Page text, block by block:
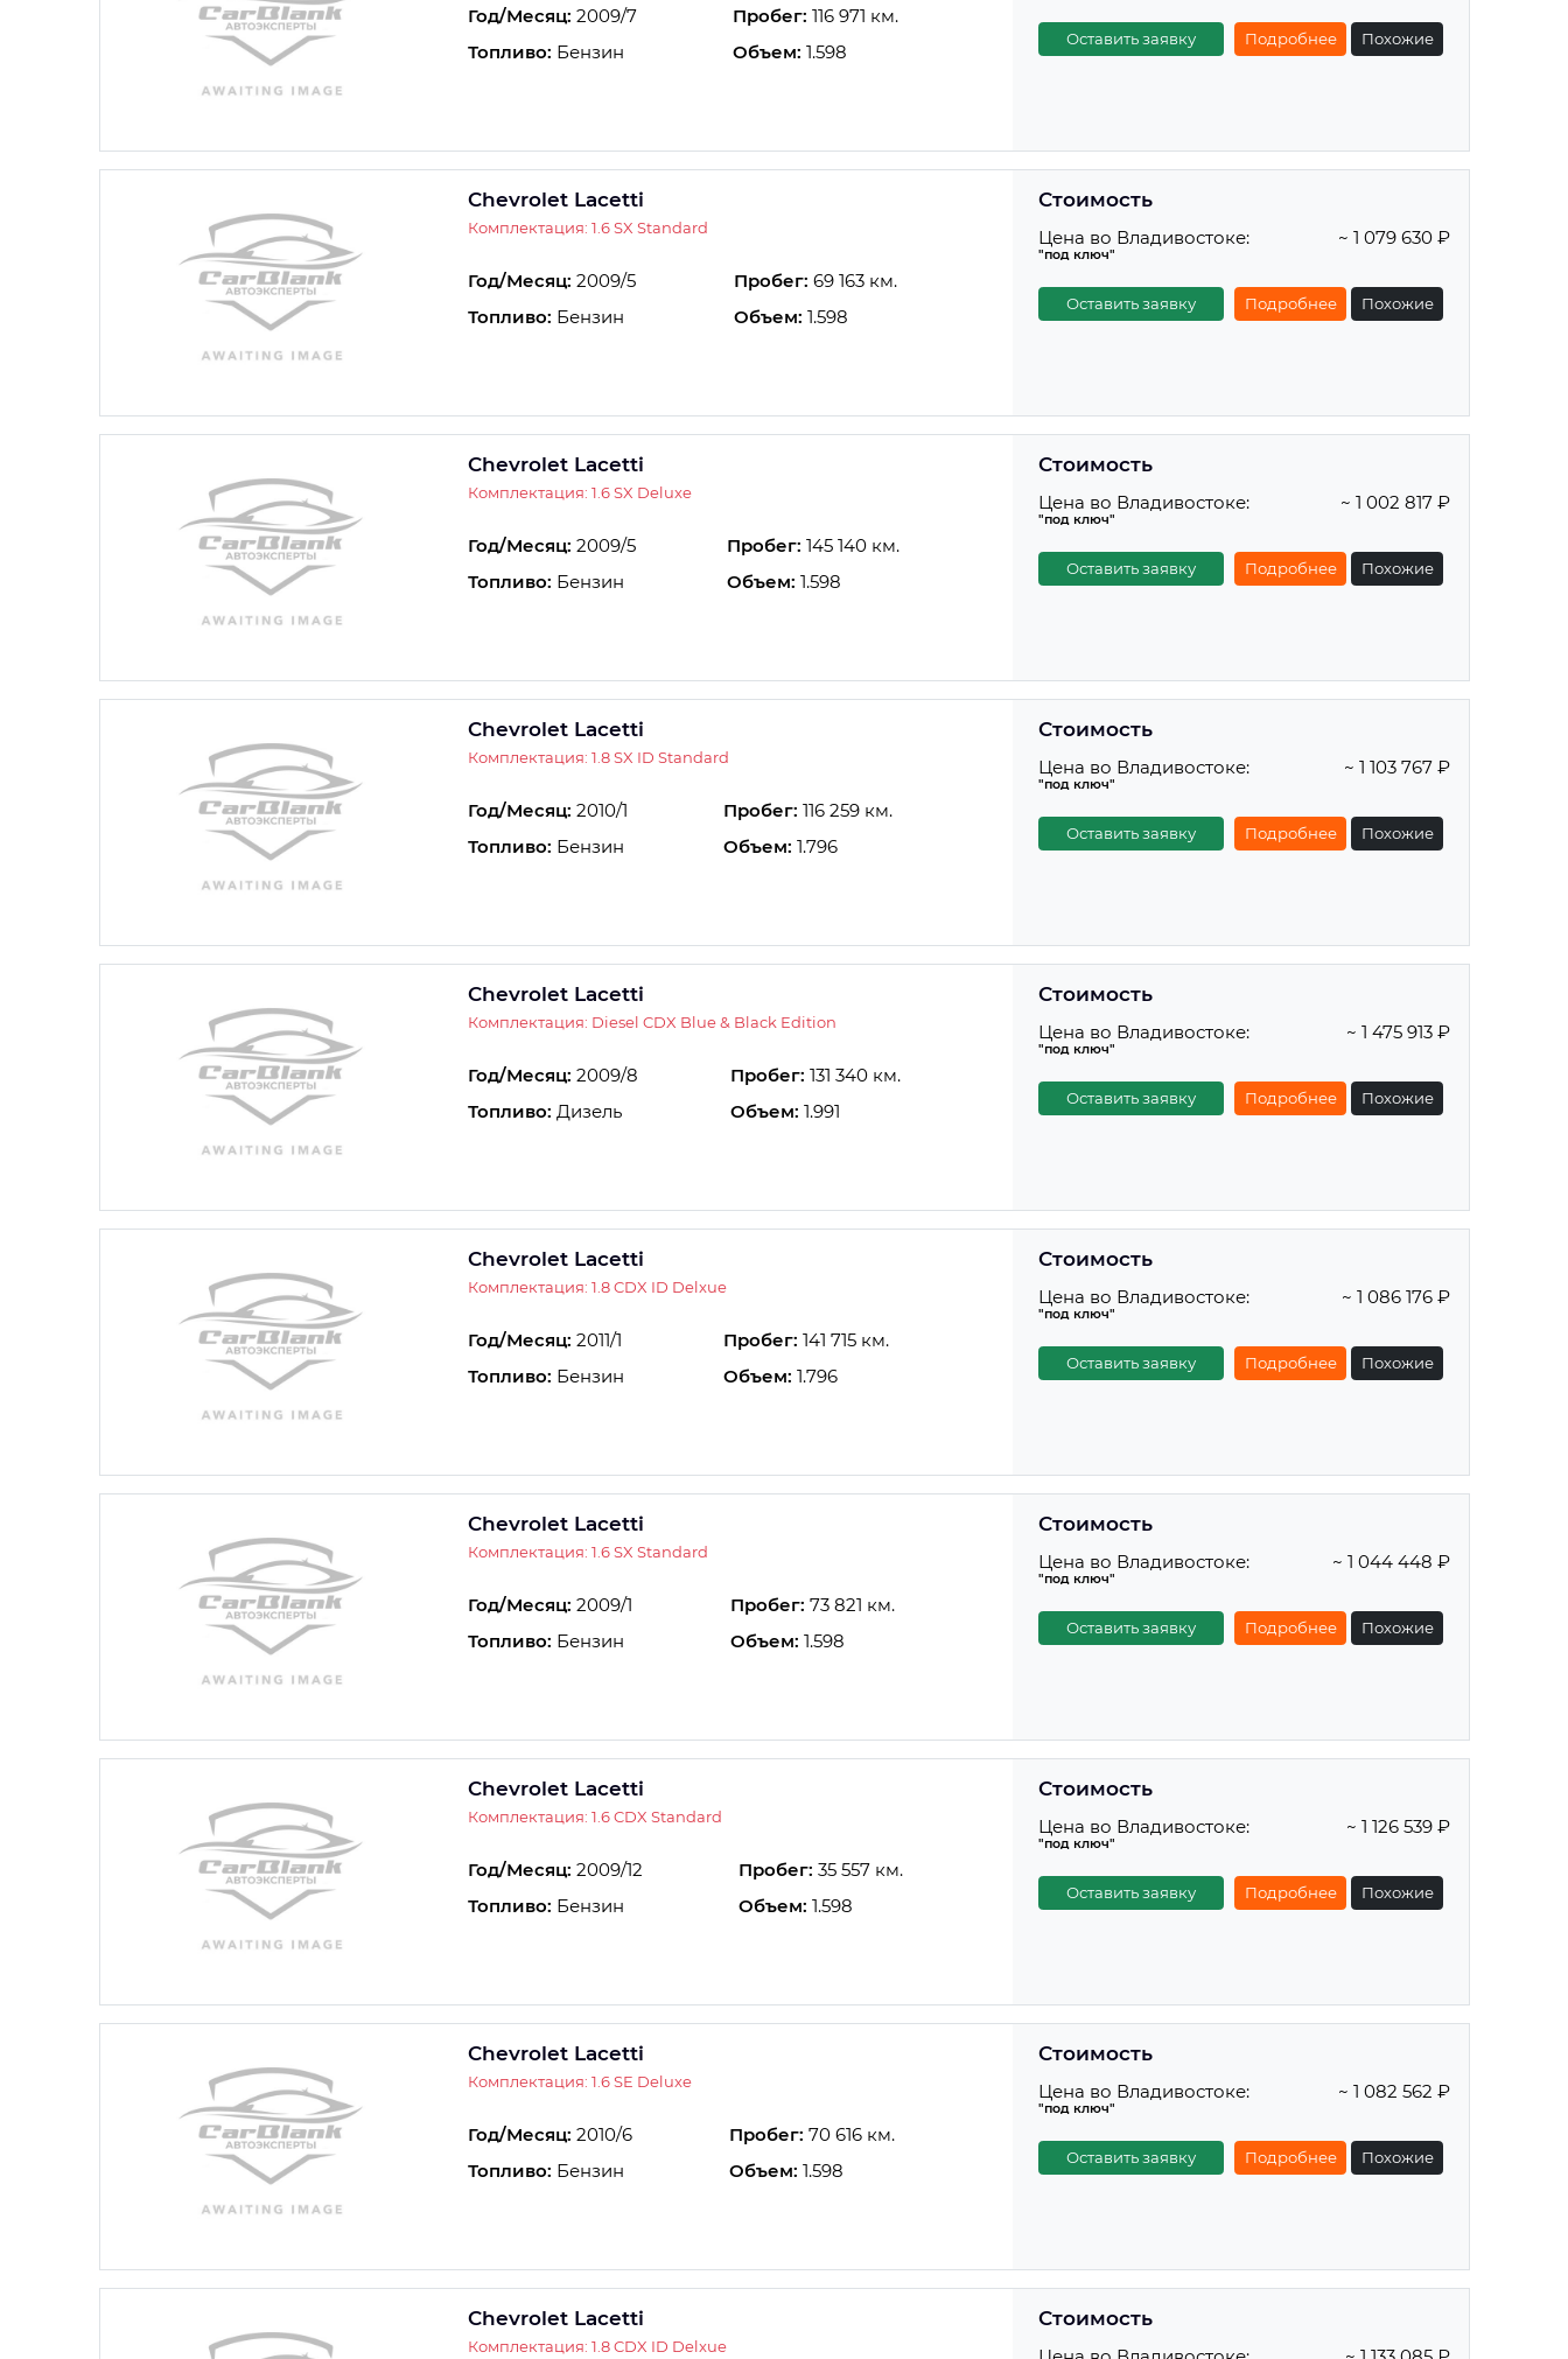
Год/Месяц: 2009/7 Пробег: 116 971 км.
Топливо: Бензин Объем: 1.598
Оставить заявку Подробнее Похожие
Chevrolet Lacetti
Комплектация: 1.6 SX Standard
Год/Месяц: 2009/5 Пробег: 69 163 км.
Топливо: Бензин Объем: 1.598
Стоимость
Цена во Владивостоке:
"под ключ"
~ 1 079 630 ₽
Оставить заявку Подробнее Похожие
Chevrolet Lacetti
Комплектация: 1.6 SX Deluxe
Год/Месяц: 2009/5 Пробег: 145 140 км.
Топливо: Бензин Объем: 1.598
Стоимость
Цена во Владивостоке:
"под ключ"
~ 1 002 817 ₽
Оставить заявку Подробнее Похожие
Chevrolet Lacetti
Комплектация: 1.8 SX ID Standard
Год/Месяц: 2010/1 Пробег: 116 259 км.
Топливо: Бензин Объем: 1.796
Стоимость
Цена во Владивостоке:
"под ключ"
~ 1 103 767 ₽
Оставить заявку Подробнее Похожие
Chevrolet Lacetti
Комплектация: Diesel CDX Blue & Black Edition
Год/Месяц: 2009/8 Пробег: 131 340 км.
Топливо: Дизель Объем: 1.991
Стоимость
Цена во Владивостоке:
"под ключ"
~ 1 475 913 ₽
Оставить заявку Подробнее Похожие
Chevrolet Lacetti
Комплектация: 1.8 CDX ID Delxue
Год/Месяц: 2011/1 Пробег: 141 715 км.
Топливо: Бензин Объем: 1.796
Стоимость
Цена во Владивостоке:
"под ключ"
~ 1 086 176 ₽
Оставить заявку Подробнее Похожие
Chevrolet Lacetti
Комплектация: 1.6 SX Standard
Год/Месяц: 2009/1 Пробег: 73 821 км.
Топливо: Бензин Объем: 1.598
Стоимость
Цена во Владивостоке:
"под ключ"
~ 1 044 448 ₽
Оставить заявку Подробнее Похожие
Chevrolet Lacetti
Комплектация: 1.6 CDX Standard
Год/Месяц: 2009/12 Пробег: 35 557 км.
Топливо: Бензин Объем: 1.598
Стоимость
Цена во Владивостоке:
"под ключ"
~ 1 126 539 ₽
Оставить заявку Подробнее Похожие
Chevrolet Lacetti
Комплектация: 1.6 SE Deluxe
Год/Месяц: 2010/6 Пробег: 70 616 км.
Топливо: Бензин Объем: 1.598
Стоимость
Цена во Владивостоке:
"под ключ"
~ 1 082 562 ₽
Оставить заявку Подробнее Похожие
Chevrolet Lacetti
Комплектация: 1.8 CDX ID Delxue
Стоимость